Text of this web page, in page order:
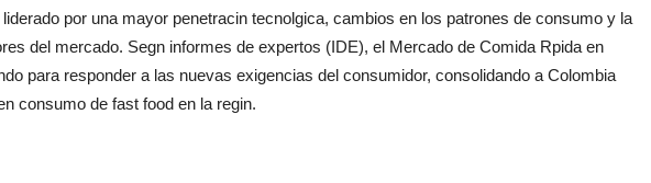
por una mayor penetracin tecnolgica, cambios en los patrones de consumo y la
del mercado. Segn informes de expertos (IDE), el Mercado de Comida Rpida en
para responder a las nuevas exigencias del consumidor, consolidando a Colombia
consumo de fast food en la regin.